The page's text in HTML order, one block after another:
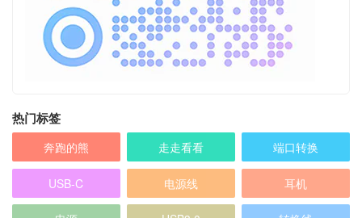
热门标签
奔跑的熊 走走看看 端口转换
USB-C 电源线 耳机